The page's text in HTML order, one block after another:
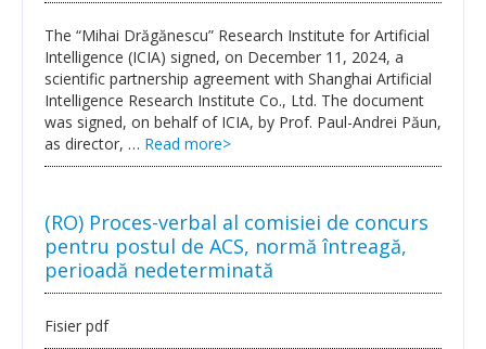
RELATE
RACAI4RO CLARIN K-Centre
Centrul National de Cercetarea Creierului (CNCC)
International Projects
PUBLICATIONS
The “Mihai Drăgănescu” Research Institute for Artificial
Intelligence (ICIA) signed, on December 11, 2024, a
scientific partnership agreement with Shanghai Artificial
Intelligence Research Institute Co., Ltd. The document
was signed, on behalf of ICIA, by Prof. Paul-Andrei Păun,
as director, … Read more>
(RO) Proces-verbal al comisiei de concurs
pentru postul de ACS, normă întreagă,
perioadă nedeterminată
Fisier pdf